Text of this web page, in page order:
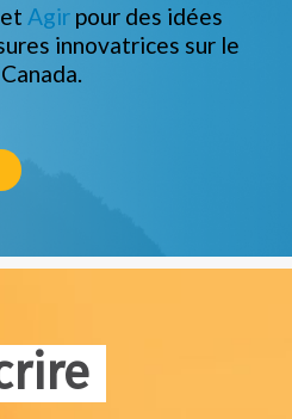
Agir pour des idées
innovatrices sur le